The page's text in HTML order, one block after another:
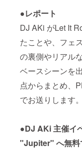
●レポート
DJ AKi がLet It
たことや、フェ
の裏側やリアル
ベースシーンを
点からまとめ、
でお送りします。
●DJ AKi 主催イ
"Jupiter" へ無料